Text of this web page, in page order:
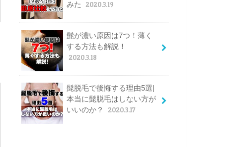
みた
2020.3.19
髭が濃い原因は7つ！薄く
する方法も解説！
2020.3.18
髭脱毛で後悔する理由5選|
本当に髭脱毛はしない方が
いいのか？
2020.3.17